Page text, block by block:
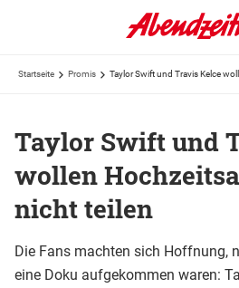
Startseite Promis Taylor Swift und Travis Kelce
Taylor Swift und
wollen
nicht teilen
Die Fans machten sich Hoffnung,
eine Doku aufgekommen waren: